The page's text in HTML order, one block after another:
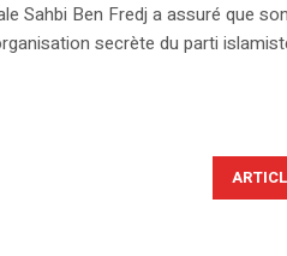
Sahbi Ben Fredj a assuré que
secrète du parti